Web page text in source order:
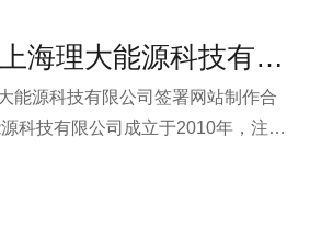
、水浴锅、超声波清洗器、升降台
还代理一些国内外著名企业的产
，科研单位、身受好评，得到了充
优天建站与上海理大能源科技有限公司签署网站制作合作协议
能源科技有限公司签署网站制作合
科技有限公司成立于2010年，注册
大学科技园区。公司依托上海理工